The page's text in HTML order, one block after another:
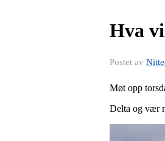
Hva
Postet av
Møt opp
Delta og vær